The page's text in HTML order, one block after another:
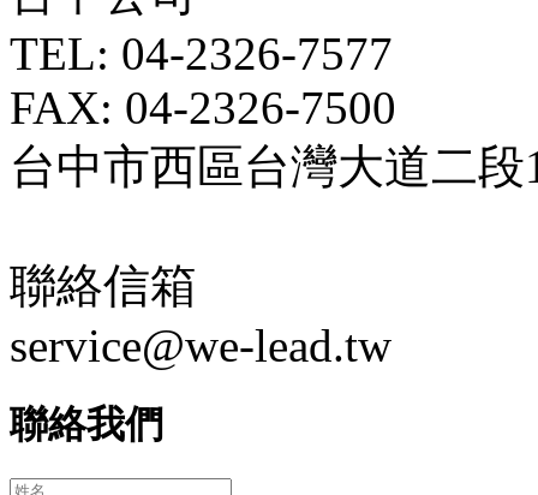
TEL: 04-2326-7577
FAX: 04-2326-7500
台中市西區台灣大道二段
聯絡信箱
service@we-lead.tw
聯絡我們